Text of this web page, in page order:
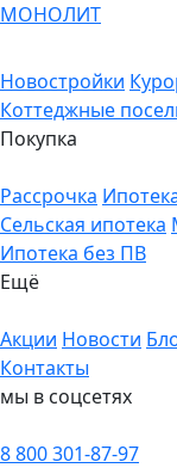
МОНОЛИТ
Новостройки
Коттеджные
Покупка
Рассрочка
Сельская ипотека
Ипотека без ПВ
Ещё
Акции Новости
Контакты
мы в соцсетях
8 800 301-87-97